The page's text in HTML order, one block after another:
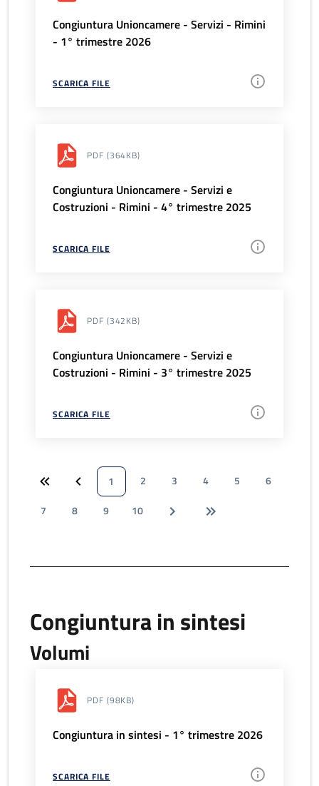
Congiuntura Unioncamere - Servizi - Rimini
- 1° trimestre 2026
SCARICA FILE
PDF (364KB)
Congiuntura Unioncamere - Servizi e
Costruzioni - Rimini - 4° trimestre 2025
SCARICA FILE
PDF (342KB)
Congiuntura Unioncamere - Servizi e
Costruzioni - Rimini - 3° trimestre 2025
SCARICA FILE
1 2 3 4 5
6
7
8 9 10
Congiuntura in sintesi
Volumi
PDF (98KB)
Congiuntura in sintesi - 1° trimestre 2026
SCARICA FILE